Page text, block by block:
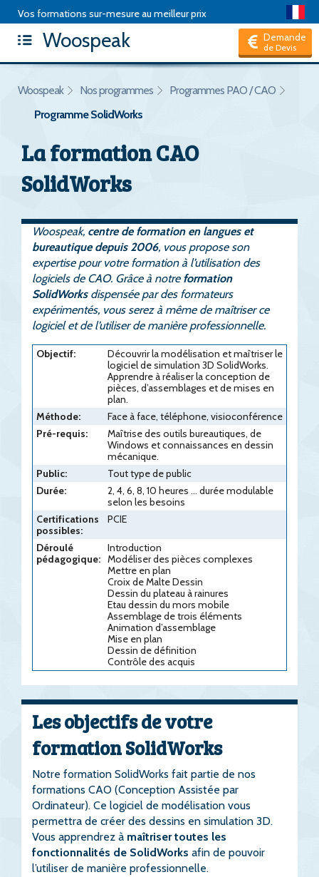
Vos formations sur-mesure au meilleur prix
Articles | Package de formation
|
Hors CPF, je suis un Particulier
Woospeak Demande
de Devis
Woospeak Nos programmes
Programmes PAO / CAO
Programme SolidWorks
La formation CAO
SolidWorks
Woospeak, centre de formation en langues et
bureautique depuis 2006, vous propose son
expertise pour votre formation à l’utilisation des
logiciels de CAO. Grâce à notre formation
SolidWorksdispensée par des formateurs
expérimentés, vous serez à même de maîtriser ce
logiciel et de l’utiliser de manière professionnelle.
Objectif:
Découvrir la modélisation et maîtriser le
logiciel de simulation 3D SolidWorks.
Apprendre à réaliser la conception de
pièces, d’assemblages et de mises en
plan.
Méthode:
Face à face, téléphone, visioconférence
Pré-requis:
Maîtrise des outils bureautiques, de
Windows et connaissances en dessin
mécanique.
Public:
Tout type de public
Durée:
2, 4, 6, 8, 10 heures ... durée modulable
selon les besoins
Certifications
possibles:
PCIE
Déroulé
pédagogique:
Introduction
Modéliser des pièces complexes
Mettre en plan
Croix de Malte Dessin
Dessin du plateau à rainures
Etau dessin du mors mobile
Assemblage de trois éléments
Animation d’assemblage
Mise en plan
Dessin de définition
Contrôle des acquis
Les objectifs de votre
formation SolidWorks
Notre formation SolidWorks fait partie de nos
formations CAO (Conception Assistée par
Ordinateur). Ce logiciel de modélisation vous
permettra de créer des dessins en simulation 3D.
Vous apprendrez à maîtriser toutes les
fonctionnalités de SolidWorks afin de pouvoir
l’utiliser de manière professionnelle.